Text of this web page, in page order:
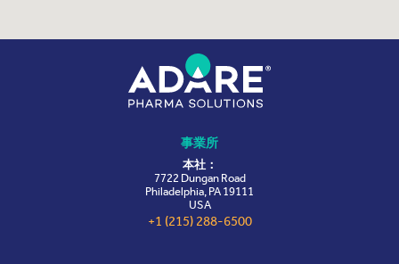
事業所
本社：
7722 Dungan Road
Philadelphia, PA 19111
USA
+1 (215) 288-6500